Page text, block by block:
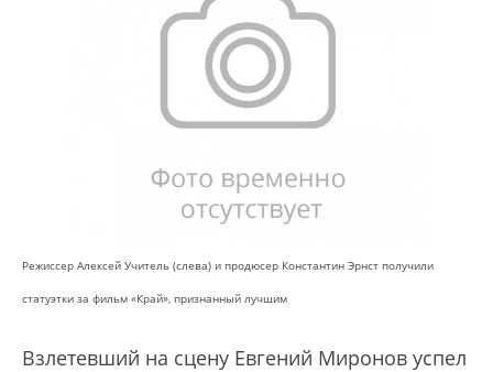
Режиссер Алексей Учитель (слева) и продюсер Константин Эрнст получили
статуэтки за фильм «Край», признанный лучшим
Взлетевший на сцену Евгений Миронов успел